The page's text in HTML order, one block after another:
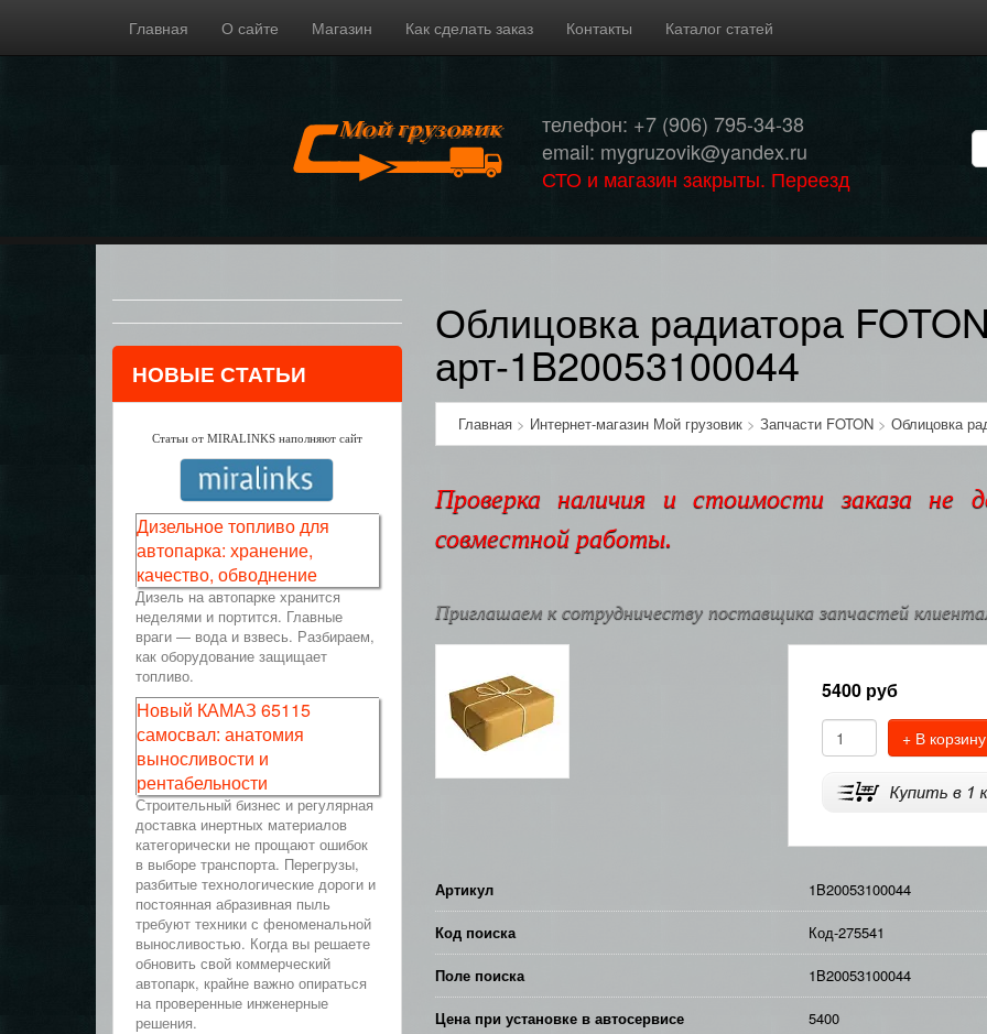
Главная О сайте Магазин Как сделать заказ Контакты Каталог статей
телефон: +7 (906) 795-34-38
email: mygruzovik@yandex.ru
СТО и магазин закрыты. Переезд
Облицовка радиатора
арт-1B20053100044
Главная> Интернет-магазин Мой грузовик> Запчасти FOTON> Облицовка
Проверка наличия и стоимости заказа не
совместной работы.
Приглашаем к сотрудничеству поставщика запчастей
5400руб
+ В корзину
Артикул 1B20053100044
Код поиска Код-275541
Поле поиска 1B20053100044
Цена при установке в автосервисе 5400
НОВЫЕ СТАТЬИ
Статьи от MIRALINKS наполняют сайт
Дизельное топливо для
автопарка: хранение,
качество, обводнение
Дизель на автопарке хранится
неделями и портится. Главные
враги — вода и взвесь. Разбираем,
как оборудование защищает
топливо.
Новый КАМАЗ 65115
самосвал: анатомия
выносливости и
рентабельности
Строительный бизнес и регулярная
доставка инертных материалов
категорически не прощают ошибок
в выборе транспорта. Перегрузы,
разбитые технологические дороги и
постоянная абразивная пыль
требуют техники с феноменальной
выносливостью. Когда вы решаете
обновить свой коммерческий
автопарк, крайне важно опираться
на проверенные инженерные
решения.